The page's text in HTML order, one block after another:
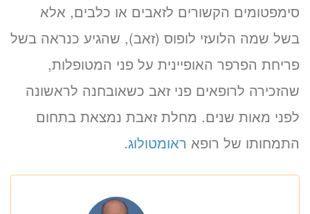
סימפטומים הקשורים לזאבים או כלבים, אלא
בשל שמה הלועזי לופוס (זאב), שהגיע כנראה בשל
פריחת הפרפר האופיינית על פני המטופלות,
שהזכירה לרופאים פני זאב כשאובחנה לראשונה
לפני מאות שנים. מחלת זאבת נמצאת בתחום
התמחותו של רופא ראומטולוג.